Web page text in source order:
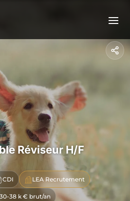
Réviseur H/F
CDI LEA Recrutement
30-38 k € brut/an